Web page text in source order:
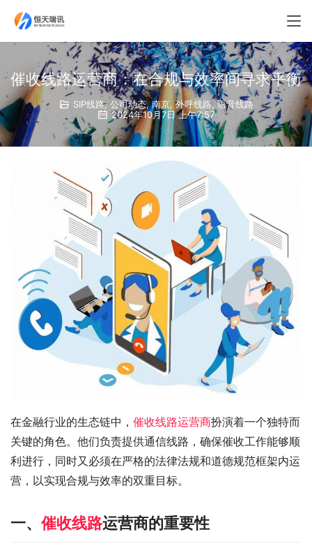
催收线路运营商：在合规与效率间寻求平衡
SIP线路,公司动态,南京,外呼线路,语音线路
2024年10月7日 上午7:57
在金融行业的生态链中， 催收线路运营商扮演着一个独特而
关键的角色。他们负责提供通信线路，确保催收工作能够顺
利进行，同时又必须在严格的法律法规和道德规范框架内运
营，以实现合规与效率的双重目标。
一、 催收线路运营商的重要性